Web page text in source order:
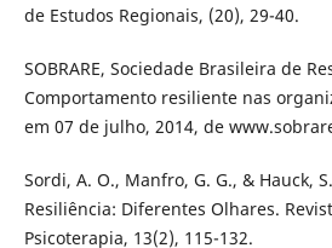
de Estudos Regionais, (20), 29-40.
SOBRARE, Sociedade Brasileira de
Comportamento resiliente nas
em 07 de julho, 2014, de
Sordi, A. O., Manfro, G. G., & Hauck,
Resiliência: Diferentes Olhares.
Psicoterapia, 13(2), 115-132.